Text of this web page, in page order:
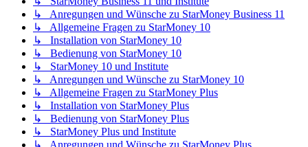
↳ Anregungen und Wünsche zu StarMoney Business 11
↳ Allgemeine Fragen zu StarMoney 10
↳ Installation von StarMoney 10
↳ Bedienung von StarMoney 10
↳ StarMoney 10 und Institute
↳ Anregungen und Wünsche zu StarMoney 10
↳ Allgemeine Fragen zu StarMoney Plus
↳ Installation von StarMoney Plus
↳ Bedienung von StarMoney Plus
↳ StarMoney Plus und Institute